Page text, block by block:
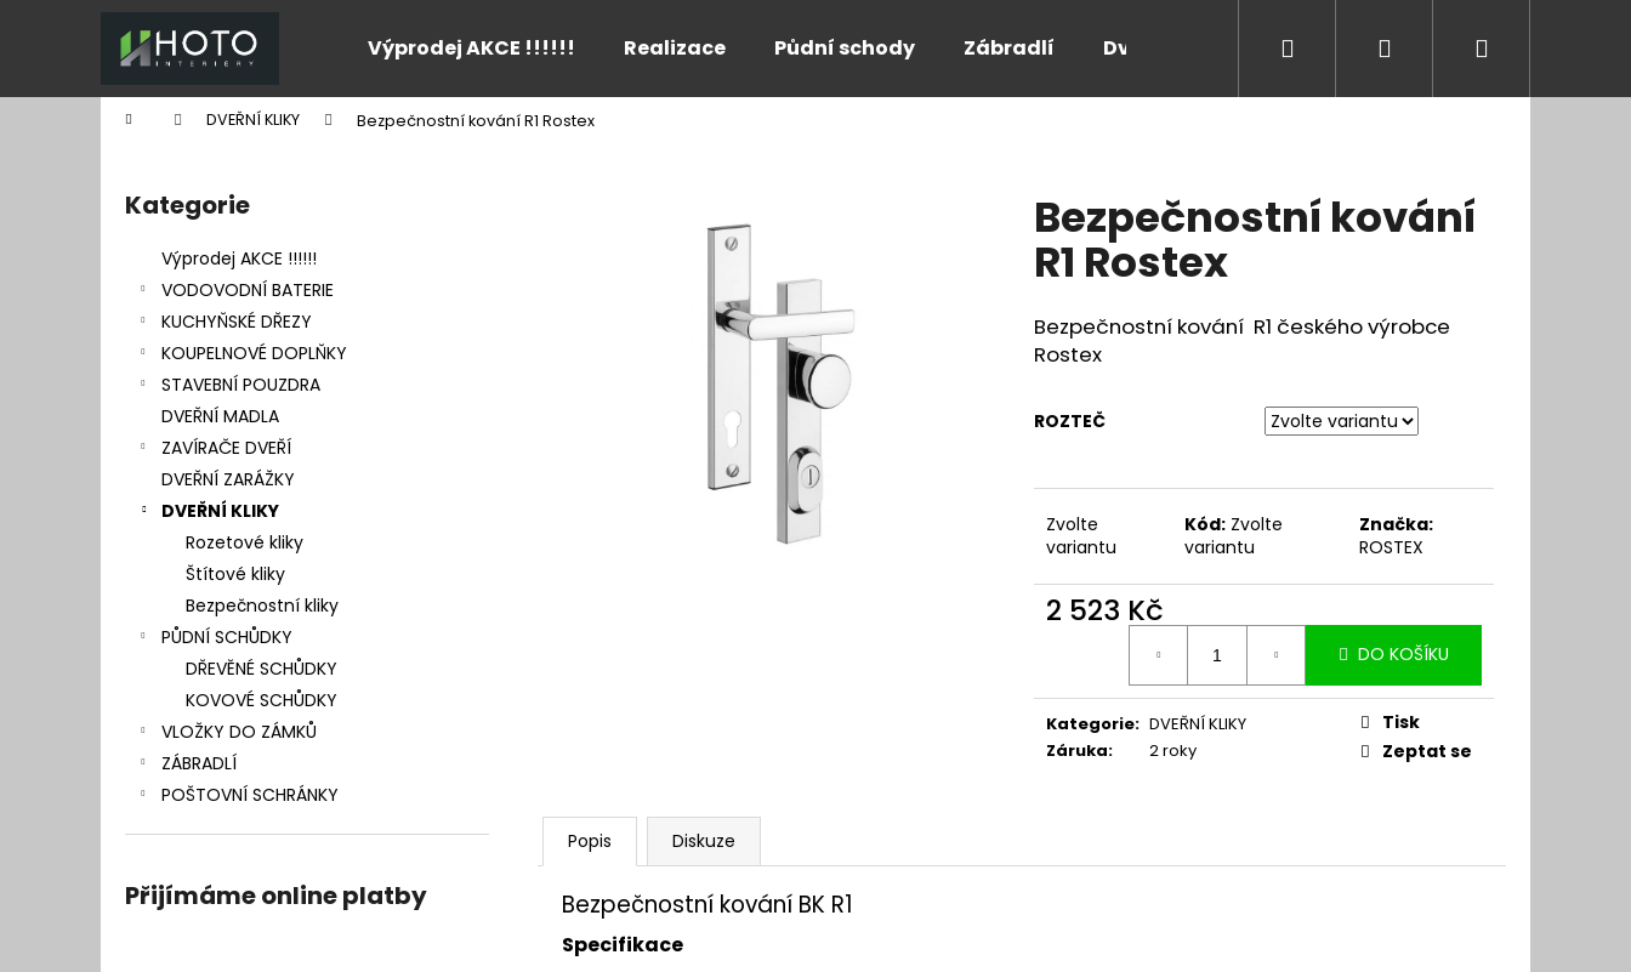
Výprodej AKCE !!!!!! Realizace Půdní schody Zábradlí Dveře a zárubně Kontakt Blog
Přihlášení
Domů DVEŘNÍ KLIKY Bezpečnostní kování R1 Rostex
Přeskočit
kategorie
Kategorie
Výprodej AKCE !!!!!!
VODOVODNÍ BATERIE
KUCHYŇSKÉ DŘEZY
KOUPELNOVÉ DOPLŇKY
STAVEBNÍ POUZDRA
DVEŘNÍ MADLA
ZAVÍRAČE DVEŘÍ
DVEŘNÍ ZARÁŽKY
DVEŘNÍ KLIKY
Rozetové kliky
Štítové kliky
Bezpečnostní kliky
PŮDNÍ SCHŮDKY
DŘEVĚNÉ SCHŮDKY
KOVOVÉ SCHŮDKY
VLOŽKY DO ZÁMKŮ
ZÁBRADLÍ
POŠTOVNÍ SCHRÁNKY
Přijímáme online platby
Bezpečnostní kování
R1 Rostex
Bezpečnostní kování R1 českého výrobce
Rostex
ROZTEČ
Zvolte
variantu
Kód: Zvolte
variantu
Značka:
ROSTEX
2 523 Kč
DO KOŠÍKU
Kategorie: DVEŘNÍ KLIKY
Záruka: 2 roky
Tisk
Zeptat se
Popis Diskuze
Bezpečnostní kování BK R1
Specifikace
í
Zpět
do
Zpět
do
Co potřebujete najít?
Doporučujeme